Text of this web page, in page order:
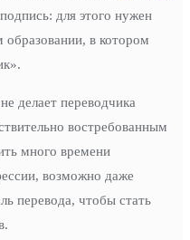
для этого нужен
в котором
делает переводчика
востребованным
много времени
возможно даже
перевода, чтобы стать